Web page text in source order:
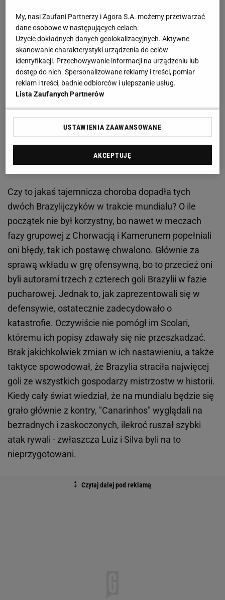
gra jak typowy defensor, to na mundialu jego popisy
są jeszcze bardziej radosne. To nie brak
koncentracji, jak zarzucano mu w Anglii, ale po
prostu cała litania złych decyzji - spóźnione
interwencje, niecelne i niepotrzebne długie zagrania,
brak dyscypliny taktycznej w grze w linii. W pierwszej
połowie meczu o trzecie miejsce Luiz miał tyle samo
kontaktów z piłką w polu karnym rywala, co we
własnej "szesnastce" - i jednym z nich była
niefortunna, kompletnie nieprzemyślana... "asysta"
przy golu Blinda.
Czy to jakaś tajemnicza choroba dopadła tych
dwóch Brazylijczyków w trakcie mundialu? O ile
początek nie był korzystny, bo nawet w meczach
fazy grupowej z Chorwacją i Kamerunem popełniali
oni błędy, tak ich postawę chwalono. Głównie za
sprawą wkładu w grę ofensywną, bo to przecież oni
byli autorami trzech z czterech goli Brazylii w fazie
pucharowej. Jednak to, jak zaprezentowali się w
defensywie, ostatecznie zadecydowało o
katastrofie. Oczywiście nie pomógł im Scolari,
któremu ich popisy zdawały się nie przeszkadzać.
Brak jakichkolwiek zmian w ich nastawieniu, a także
taktyce spowodował, że Brazylia straciła najwięcej
goli ze wszystkich gospodarzy mistrzostw w historii.
Kiedy cały świat wiedział, że na mundialu będzie się
grało głównie z kontry, "Canarinhos" wyglądali na
bezradnych i zaskoczonych, ilekroć ruszał szybki
atak rywali - zwłaszcza Luiz i Silva byli na to
nieprzygotowani.
My, nasi Zaufani Partnerzy i Agora S.A. możemy przetwarzać
dane osobowe w następujących celach:
Użycie dokładnych danych geolokalizacyjnych. Aktywne
skanowanie charakterystyki urządzenia do celów
identyfikacji. Przechowywanie informacji na urządzeniu lub
dostęp do nich. Spersonalizowane reklamy i treści, pomiar
reklam i treści, badnie odbiorców i ulepszanie usług.
Lista Zaufanych Partnerów
USTAWIENIA ZAAWANSOWANE
AKCEPTUJĘ